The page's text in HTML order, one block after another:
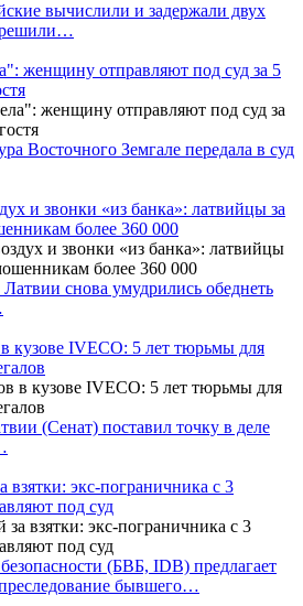
вычислили и задержали двух
женщину отправляют под суд за 5
Восточного Земгале передала в суд
и звонки «из банка»: латвийцы за
более 360 000
снова умудрились обеднеть
кузове IVECO: 5 лет тюрьмы для
(Сенат) поставил точку в деле
взятки: экс-пограничника с 3
под суд
(БВБ, IDB) предлагает
бывшего…